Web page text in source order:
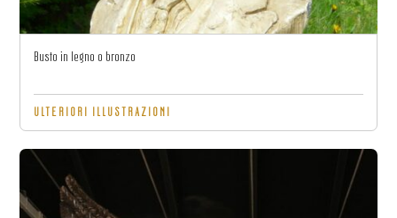
Busto in legno o bronzo
ULTERIORI ILLUSTRAZIONI